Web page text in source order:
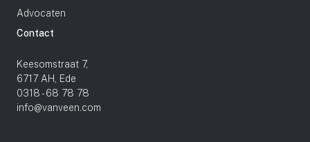
Advocaten
Contact
Keesomstraat 7,
6717 AH, Ede
0318 - 68 78 78
info@vanveen.com